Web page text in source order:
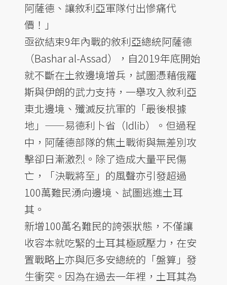
阿薩德、讓敘利亞軍隊付出慘痛代
價！」
亟欲結束9年內戰的敘利亞總統阿薩德
（Bashar al-Assad），自2019年底開始
就不斷在土敘邊境增兵，試圖憑藉俄羅
斯與伊朗的武力支持，一舉攻入敘利亞
東北邊境、殲滅反抗軍的「最後根據
地」——易德利卜省（Idlib）。但過程
中，阿薩德部隊的焦土戰術與無差別攻
擊卻日漸激烈。除了造成大量平民傷
亡，「決戰將至」的風聲亦引發超過
100萬難民湧向邊境、試圖逃進土耳
其。
新增100萬名難民的誇張狀態，不僅讓
收容本就吃緊的土耳其極感壓力，在安
置戰略上亦與厄多安總統的「盤算」發
生衝突。因為在過去一年裡，土耳其為